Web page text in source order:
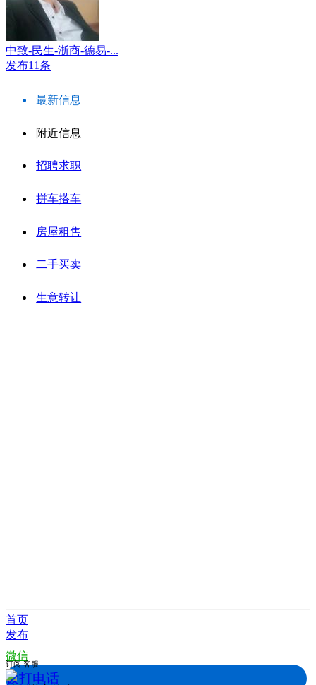
中致-民生-浙商-德易-...
发布11条
最新信息
附近信息
招聘求职
拼车搭车
房屋租售
二手买卖
生意转让
首页
发布
微信
拨打电话
订阅 客服